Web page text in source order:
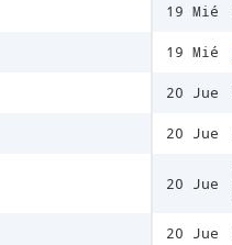
19 Mié
19 Mié
20 Jue
20 Jue
20 Jue
20 Jue